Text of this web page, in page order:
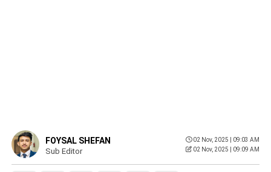
FOYSAL SHEFAN
Sub Editor
02 Nov, 2025 | 09:03 AM
02 Nov, 2025 | 09:09 AM